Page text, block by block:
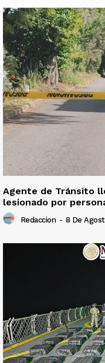
Agente de Tránsito
lesionado por
Redaccion - 8 De